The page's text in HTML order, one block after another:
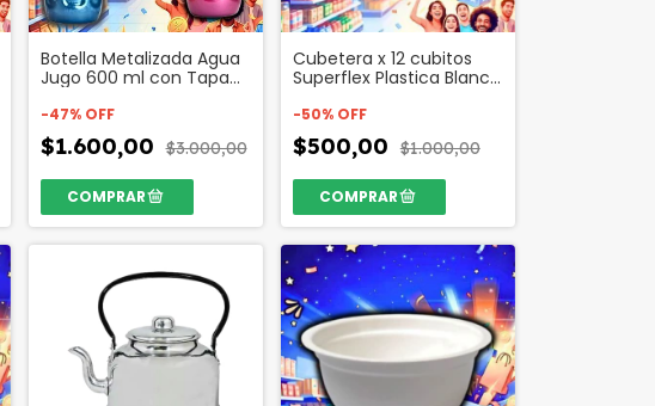
Botella Metalizada Agua
Jugo 600 ml con Tapa
-47% OFF
$1.600,00 $3.000,00
Cubetera x 12 cubitos
Superflex Plastica Blanca
-50% OFF
$500,00 $1.000,00